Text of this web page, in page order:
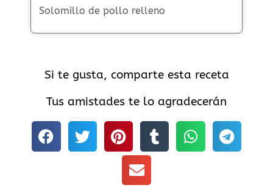
Solomillo de pollo relleno
Si te gusta, comparte esta receta
Tus amistades te lo agradecerán